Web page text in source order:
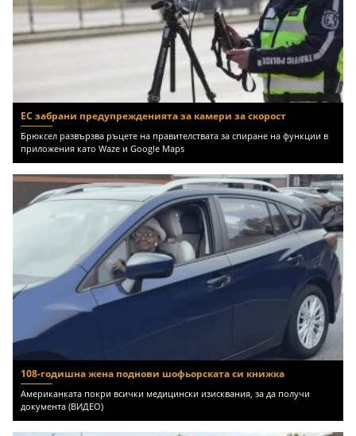
ЕС забрани предупрежденията за камери за скорост
Брюксел развързва ръцете на правителствата за спиране на функции в
приложения като Waze и Google Maps
108-годишна жена поднови шофьорската си книжка
Американката покри всички медицински изисквания, за да получи
документа (ВИДЕО)